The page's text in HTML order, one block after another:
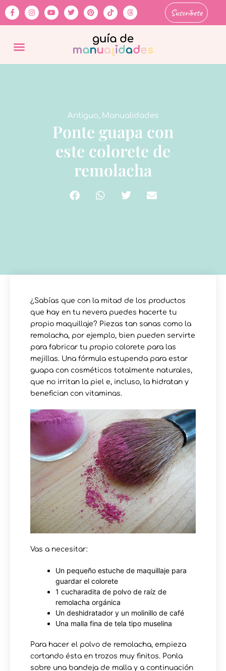
Suscríbete
Antiguo, Manualidades
Ponte guapa con
este colorete de
remolacha
¿Sabías que con la mitad de los productos
que hay en tu nevera puedes hacerte tu
propio maquillaje? Piezas tan sanas como la
remolacha, por ejemplo, bien pueden servirte
para fabricar tu propio colorete para las
mejillas. Una fórmula estupenda para estar
guapa con cosméticos totalmente naturales,
que no irritan la piel e, incluso, la hidratan y
benefician con vitaminas.
Vas a necesitar:
Un pequeño estuche de maquillaje para
guardar el colorete
1 cucharadita de polvo de raíz de
remolacha orgánica
Un deshidratador y un molinillo de café
Una malla fina de tela tipo muselina
Para hacer el polvo de remolacha, empieza
cortando ésta en trozos muy finitos. Ponla
sobre una bandeja de malla y a continuación